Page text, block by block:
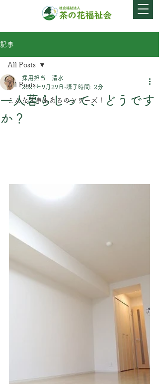
記事
All Posts
こんな仕事もあるのシリーズ！
All Posts
一人暮らしって、どうです
か？
採用担当 清水
2021年9月29日 読了時間: 2分